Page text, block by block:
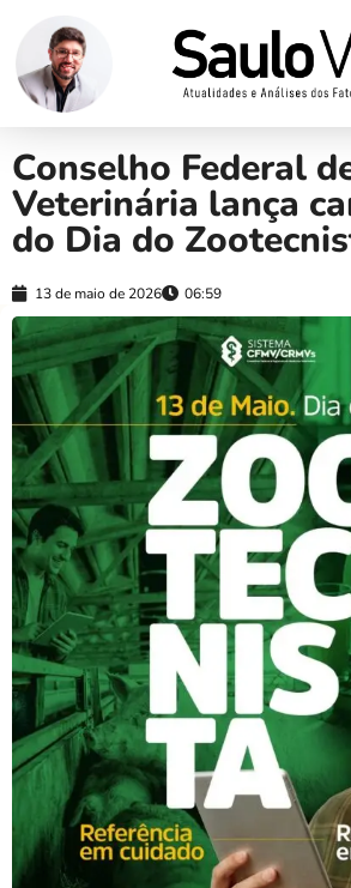
Conselho Federal
Veterinária lança
do Dia do
13 de maio de 2026 06:59